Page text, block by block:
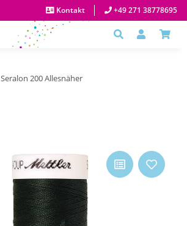
Kontakt +49 271 38778695
Seralon 200 Allesnäher